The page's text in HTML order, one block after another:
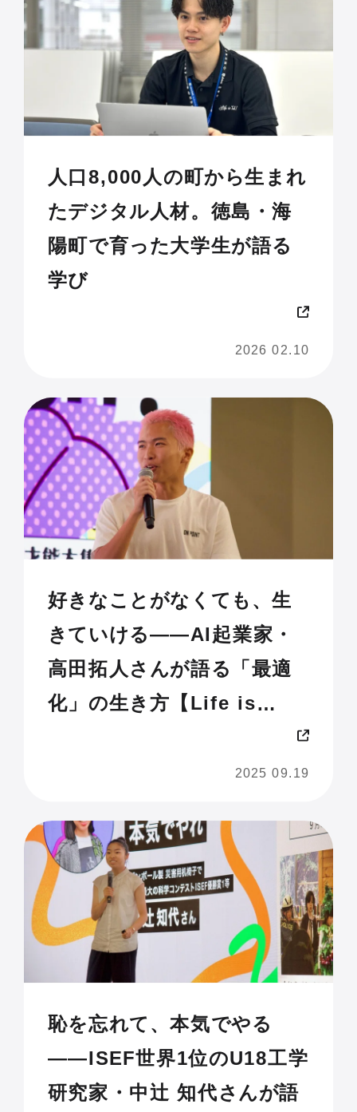
人口8,000人の町から生まれ
たデジタル人材。徳島・海
陽町で育った大学生が語る
学び
2026 02.10
好きなことがなくても、生
きていける——AI起業家・
高田拓人さんが語る「最適
化」の生き方【Life is
2025 09.19
恥を忘れて、本気でやる
——ISEF世界1位のU18工学
研究家・中辻 知代さんが語